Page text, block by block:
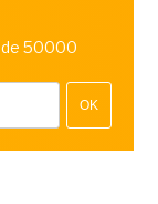
de 50000
OK